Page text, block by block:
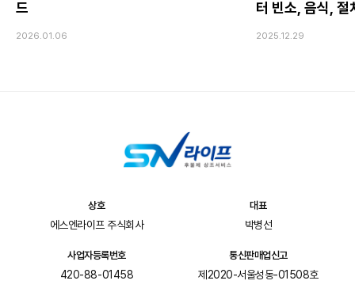
드
2026.01.06
터 빈소, 음식, 절
2025.12.29
상호
에스엔라이프 주식회사
대표
박병선
사업자등록번호
420-88-01458
통신판매업신고
제2020-서울성동-01508호